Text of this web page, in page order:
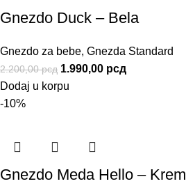
Gnezdo Duck – Bela
Gnezdo za bebe, Gnezda Standard
2.200,00рсд 1.990,00 рсд
Dodaj u korpu
-10%
Gnezdo Meda Hello – Krem